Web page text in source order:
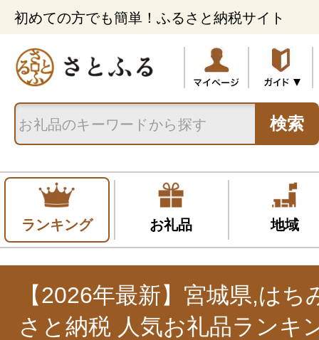
初めての方でも簡単！ふるさと納税サイト
検索
ランキング お礼品 地域
【2026年最新】宮城県,はち
さと納税 人気お礼品ランキ